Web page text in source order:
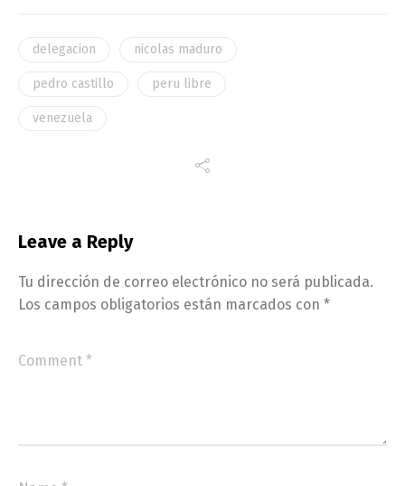
delegacion nicolas maduro
pedro castillo peru libre
venezuela
Leave a Reply
Tu dirección de correo electrónico no será publicada.
Los campos obligatorios están marcados con *